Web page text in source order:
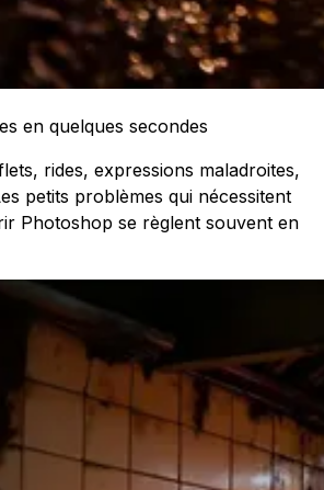
en quelques secondes
rides, expressions maladroites,
petits problèmes qui nécessitent
Photoshop se règlent souvent en